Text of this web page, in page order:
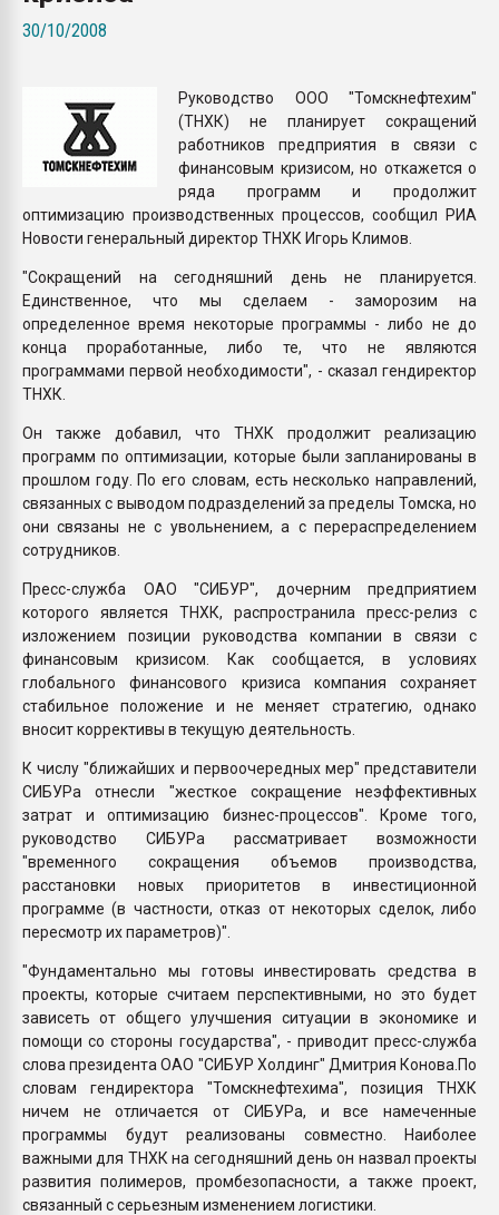
30/10/2008
Руководство ООО "Томскнефтехим"
(ТНХК) не планирует сокращений
работников предприятия в связи с
финансовым кризисом, но откажется о
ряда программ и продолжит
оптимизацию производственных процессов, сообщил РИА
Новости генеральный директор ТНХК Игорь Климов.
"Сокращений на сегодняшний день не планируется.
Единственное, что мы сделаем - заморозим на
определенное время некоторые программы - либо не до
конца проработанные, либо те, что не являются
программами первой необходимости", - сказал гендиректор
ТНХК.
Он также добавил, что ТНХК продолжит реализацию
программ по оптимизации, которые были запланированы в
прошлом году. По его словам, есть несколько направлений,
связанных с выводом подразделений за пределы Томска, но
они связаны не с увольнением, а с перераспределением
сотрудников.
Пресс-служба ОАО "СИБУР", дочерним предприятием
которого является ТНХК, распространила пресс-релиз с
изложением позиции руководства компании в связи с
финансовым кризисом. Как сообщается, в условиях
глобального финансового кризиса компания сохраняет
стабильное положение и не меняет стратегию, однако
вносит коррективы в текущую деятельность.
К числу "ближайших и первоочередных мер" представители
СИБУРа отнесли "жесткое сокращение неэффективных
затрат и оптимизацию бизнес-процессов". Кроме того,
руководство СИБУРа рассматривает возможности
"временного сокращения объемов производства,
расстановки новых приоритетов в инвестиционной
программе (в частности, отказ от некоторых сделок, либо
пересмотр их параметров)".
"Фундаментально мы готовы инвестировать средства в
проекты, которые считаем перспективными, но это будет
зависеть от общего улучшения ситуации в экономике и
помощи со стороны государства", - приводит пресс-служба
слова президента ОАО "СИБУР Холдинг" Дмитрия Конова.По
словам гендиректора "Томскнефтехима", позиция ТНХК
ничем не отличается от СИБУРа, и все намеченные
программы будут реализованы совместно. Наиболее
важными для ТНХК на сегодняшний день он назвал проекты
развития полимеров, промбезопасности, а также проект,
связанный с серьезным изменением логистики.